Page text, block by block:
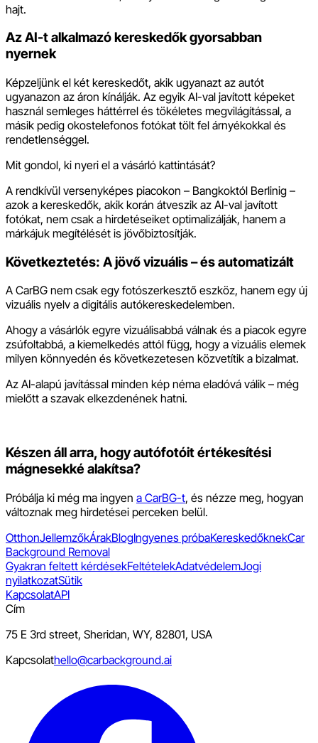
hajt.
Az AI-t alkalmazó kereskedők gyorsabban
nyernek
Képzeljünk el két kereskedőt, akik ugyanazt az autót
ugyanazon az áron kínálják. Az egyik AI-val javított képeket
használ semleges háttérrel és tökéletes megvilágítással, a
másik pedig okostelefonos fotókat tölt fel árnyékokkal és
rendetlenséggel.
Mit gondol, ki nyeri el a vásárló kattintását?
A rendkívül versenyképes piacokon – Bangkoktól Berlinig –
azok a kereskedők, akik korán átveszik az AI-val javított
fotókat, nem csak a hirdetéseiket optimalizálják, hanem a
márkájuk megítélését is jövőbiztosítják.
Következtetés: A jövő vizuális – és automatizált
A CarBG nem csak egy fotószerkesztő eszköz, hanem egy új
vizuális nyelv a digitális autókereskedelemben.
Ahogy a vásárlók egyre vizuálisabbá válnak és a piacok egyre
zsúfoltabbá, a kiemelkedés attól függ, hogy a vizuális elemek
milyen könnyedén és következetesen közvetítik a bizalmat.
Az AI-alapú javítással minden kép néma eladóvá válik – még
mielőtt a szavak elkezdenének hatni.
Készen áll arra, hogy autófotóit értékesítési
mágnesekké alakítsa?
Próbálja ki még ma ingyen a CarBG-t, és nézze meg, hogyan
változnak meg hirdetései perceken belül.
OtthonJellemzőkÁrakBlogIngyenes próbaKereskedőknekCar
Background Removal
Gyakran feltett kérdésekFeltételekAdatvédelemJogi
nyilatkozatSütik
KapcsolatAPI
Cím
75 E 3rd street, Sheridan, WY, 82801, USA
Kapcsolathello@carbackground.ai